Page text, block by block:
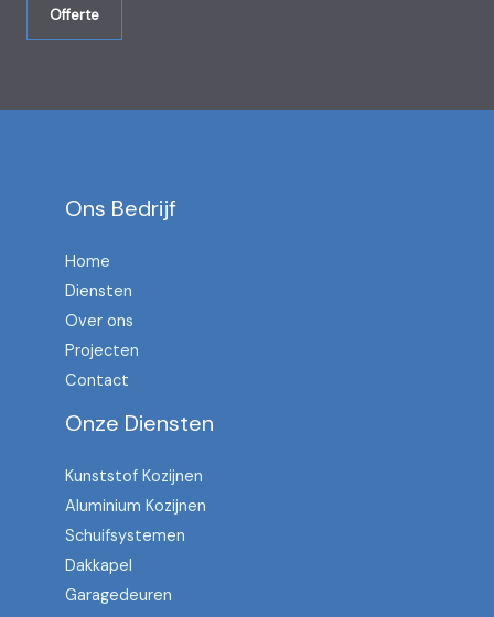
Offerte
Ons Bedrijf
Home
Diensten
Over ons
Projecten
Contact
Onze Diensten
Kunststof Kozijnen
Aluminium Kozijnen
Schuifsystemen
Dakkapel
Garagedeuren